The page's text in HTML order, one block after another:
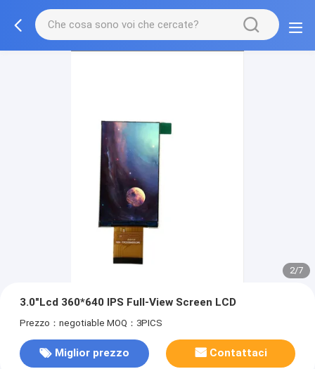
2/7
3.0"Lcd 360*640 IPS Full-View Screen LCD
Prezzo：negotiable MOQ：3PICS
Miglior prezzo Contattaci